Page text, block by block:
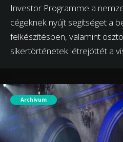
Investor Programme a
cégeknek nyújt segítséget a
felkészítésben, valamint
sikertörténetek létrejöttét a
Archívum